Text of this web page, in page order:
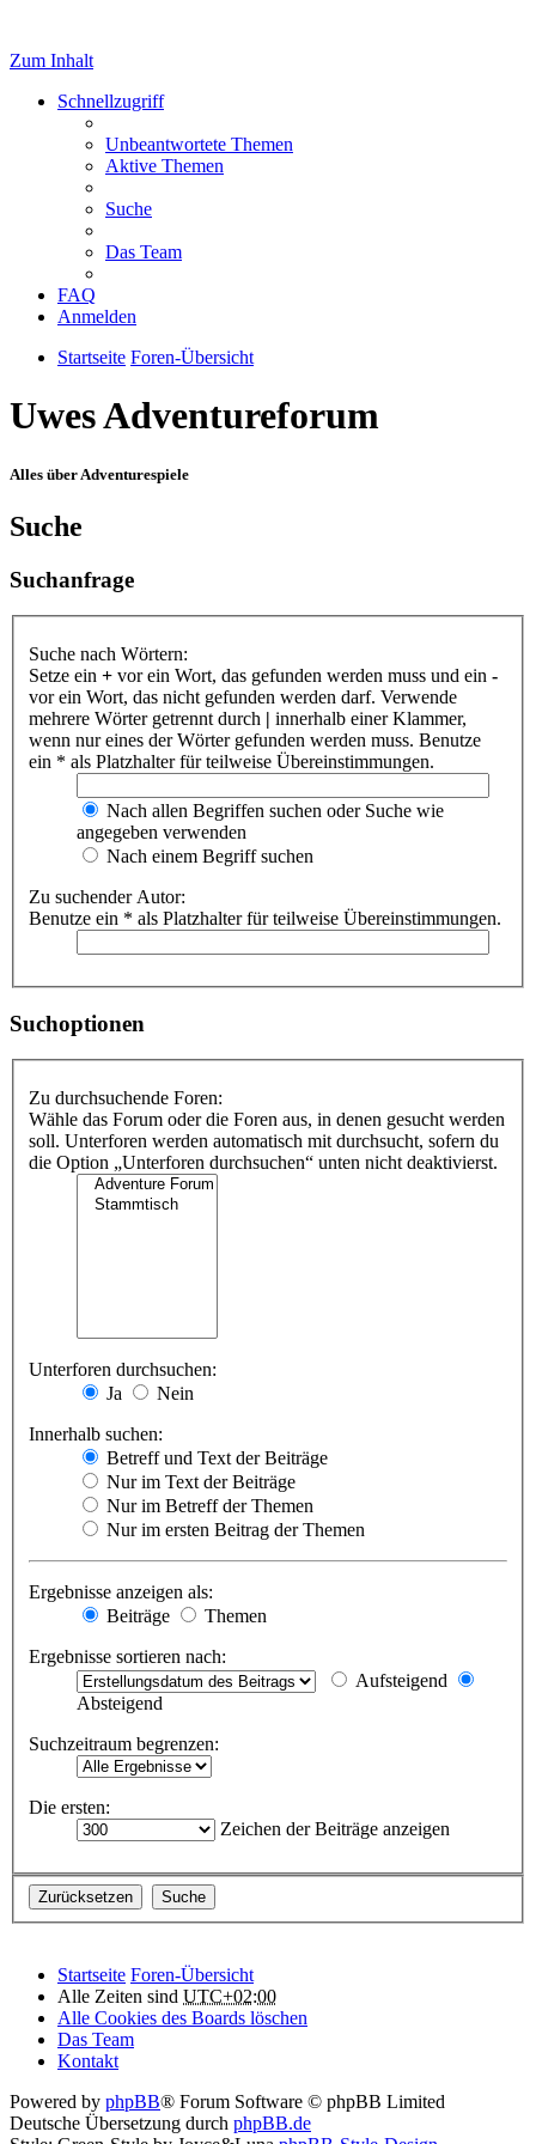
Zum Inhalt
Schnellzugriff
Unbeantwortete Themen
Aktive Themen
Suche
Das Team
FAQ
Anmelden
Startseite Foren-Übersicht
Uwes Adventureforum
Alles über Adventurespiele
Suche
Suchanfrage
Suche nach Wörtern:
Setze ein + vor ein Wort, das gefunden werden muss und ein -
vor ein Wort, das nicht gefunden werden darf. Verwende
mehrere Wörter getrennt durch | innerhalb einer Klammer,
wenn nur eines der Wörter gefunden werden muss. Benutze
ein * als Platzhalter für teilweise Übereinstimmungen.
Nach allen Begriffen suchen oder Suche wie
angegeben verwenden
Nach einem Begriff suchen
Zu suchender Autor:
Benutze ein * als Platzhalter für teilweise Übereinstimmungen.
Suchoptionen
Zu durchsuchende Foren:
Wähle das Forum oder die Foren aus, in denen gesucht werden
soll. Unterforen werden automatisch mit durchsucht, sofern du
die Option „Unterforen durchsuchen“ unten nicht deaktivierst.
Unterforen durchsuchen:
Ja
Nein
Innerhalb suchen:
Betreff und Text der Beiträge
Nur im Text der Beiträge
Nur im Betreff der Themen
Nur im ersten Beitrag der Themen
Ergebnisse anzeigen als:
Beiträge
Themen
Ergebnisse sortieren nach:
Aufsteigend
Absteigend
Suchzeitraum begrenzen:
Die ersten:
Zeichen der Beiträge anzeigen
Startseite Foren-Übersicht
Alle Zeiten sind UTC+02:00
Alle Cookies des Boards löschen
Das Team
Kontakt
Powered by phpBB® Forum Software © phpBB Limited
Deutsche Übersetzung durch phpBB.de